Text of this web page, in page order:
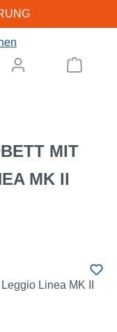
MIT
MK II